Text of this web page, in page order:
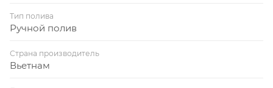
Тип полива
Ручной полив
Страна производитель
Вьетнам